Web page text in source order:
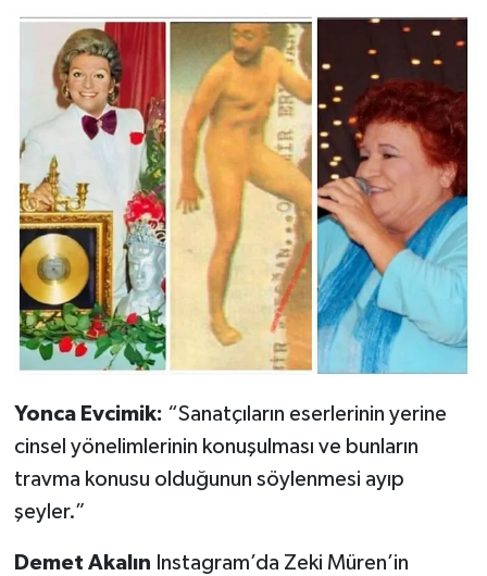
Yonca Evcimik: “Sanatçıların eserlerinin yerine
cinsel yönelimlerinin konuşulması ve bunların
travma konusu olduğunun söylenmesi ayıp
şeyler.”
Demet Akalın Instagram’da Zeki Müren’in